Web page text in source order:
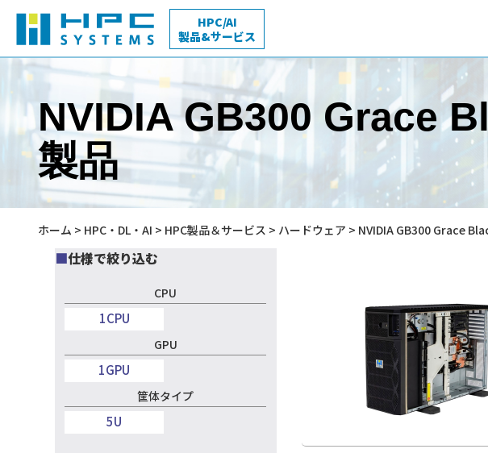
HPC/AI
製品&サービス
Workstation
ワークステーション
Rackmount Server
ラックマウント
量子化学
構造・流体・熱
コンパイラ
コンテナ
HPC向けSIサービス
サイエンスクラウド
HPC・DL・AI
製品＆サービス
AI / Deep Learning特設サイト
導入事例
NVIDIA GB300 Grace
製品
ホーム > HPC・DL・AI > HPC製品＆サービス > ハードウェア > NVIDIA GB300 Grace
仕様で絞り込む
CPU
GPU
筐体タイプ